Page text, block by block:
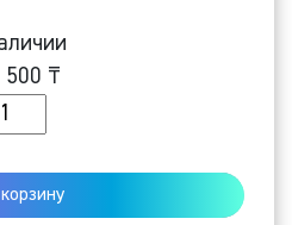
500 ₸